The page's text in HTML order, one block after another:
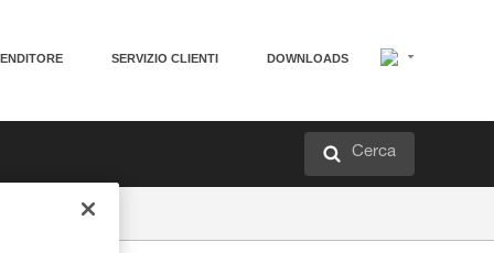
SERVIZIO CLIENTI DOWNLOADS
Cerca